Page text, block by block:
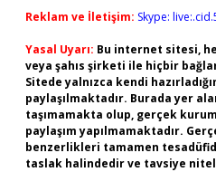
Reklam ve İletişim: Skype:
Yasal Uyarı: Bu internet sitesi,
veya şahıs şirketi ile hiçbir
Sitede yalnızca kendi
paylaşılmaktadır. Burada yer
taşımamakta olup, gerçek
paylaşım yapılmamaktadır.
benzerlikleri tamamen
taslak halindedir ve tavsiye